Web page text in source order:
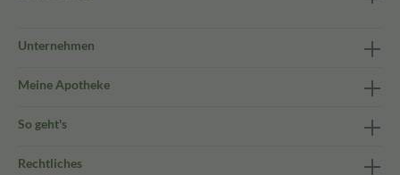
Unternehmen
Meine Apotheke
So geht's
Rechtliches